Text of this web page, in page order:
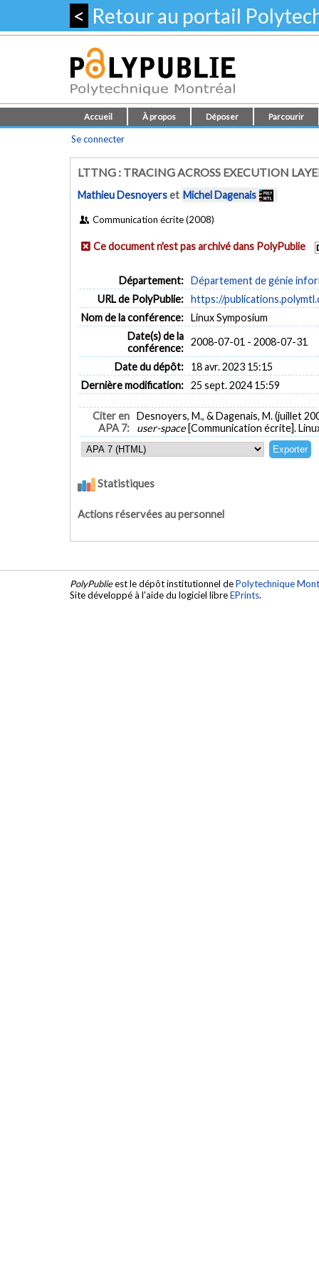
< Retour au portail
Accueil À propos Déposer Parcourir
Se connecter
LTTNG : TRACING ACROSS EXECUTION
Mathieu Desnoyerset Michel Dagenais
Communication écrite (2008)
Ce document n'est pas archivé dans PolyPublie
Département: Département de génie
URL de PolyPublie: https://
Nom de la conférence: Linux Symposium
Date(s) de la
conférence:
2008-07-01 - 2008-07-31
Date du dépôt:
18 avr. 2023 15:15
Dernière modification: 25 sept. 2024 15:59
Citer en
APA 7:
Desnoyers, M., & Dagenais, M. (juillet
user-space [Communication écrite].
Statistiques
Actions réservées au personnel
PolyPublieest le dépôt institutionnel dePolytechnique
Site développé à l'aide du logiciel libreEPrints.